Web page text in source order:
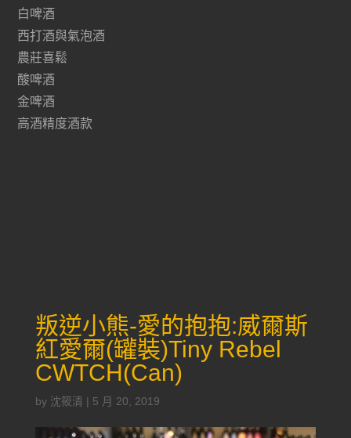
白啤酒
西打酒與氣泡酒
農莊喜鬆
酸啤酒
金啤酒
高酒精度酒款
叛逆小熊-愛的抱抱:威爾斯
紅愛爾(罐裝)Tiny Rebel
CWTCH(Can)
by 沈筱清 | 5 月 20, 2019